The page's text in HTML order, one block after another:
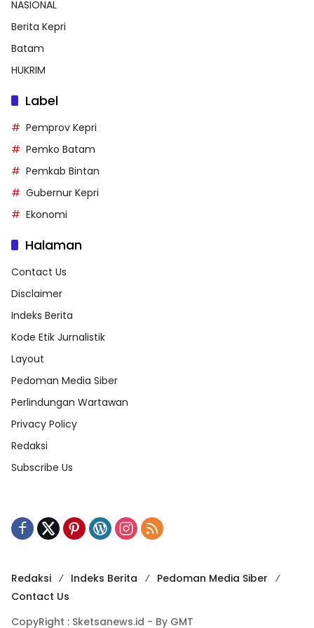
NASIONAL
Berita Kepri
Batam
HUKRIM
Label
Pemprov Kepri
Pemko Batam
Pemkab Bintan
Gubernur Kepri
Ekonomi
Halaman
Contact Us
Disclaimer
Indeks Berita
Kode Etik Jurnalistik
Layout
Pedoman Media Siber
Perlindungan Wartawan
Privacy Policy
Redaksi
Subscribe Us
Redaksi Indeks Berita
Pedoman Media Siber
Contact Us
CopyRight : Sketsanews.id - By GMT